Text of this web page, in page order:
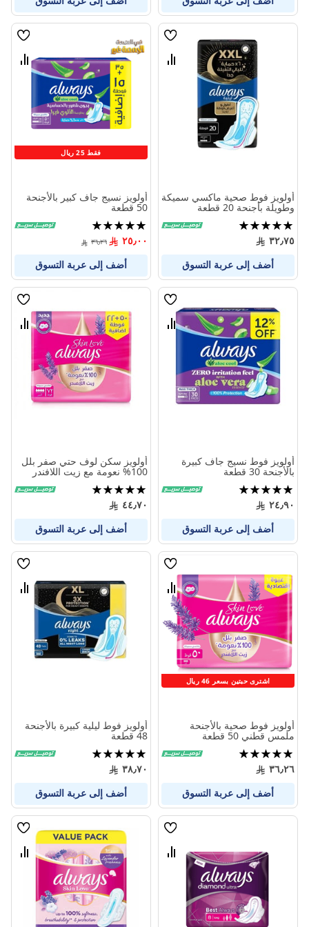
قائمة
الامنيات
قارن
أولويز فوط صحية ماكسي سميكة
وطويلة بأجنحة 20 قطعة
تقييم:
100%
٣٢٫٧٥
أضف إلى عربة التسوق
فقط 25 ريال
قائمة
قارن
أولويز نسيج جاف كبير بالأجنحة
50 قطعة
تقييم:
100%
٢٥٫٠٠ ٣٦٫٢٦
أضف إلى عربة التسوق
قائمة
قارن
أولويز فوط نسيج جاف كبيرة
بالأجنحة 30 قطعة
تقييم:
100%
٢٤٫٩٠
أضف إلى عربة التسوق
قائمة
قارن
أولويز سكن لوف حتي صفر بلل
100% نعومة مع زيت اللافندر
ماكسي سميكة حجم كبير 72
فوطة
تقييم:
100%
٤٤٫٧٠
أضف إلى عربة التسوق
اشترى حبتين بسعر 46 ريال
قائمة
قارن
بين
المنتجات
أولويز فوط صحية بالأجنحة
ملمس قطني 50 قطعة
تقييم:
100%
٣٦٫٢٦
أضف إلى عربة التسوق
قائمة
قارن
أولويز فوط ليلية كبيرة بالأجنحة
48 قطعة
تقييم:
100%
٣٨٫٧٠
أضف إلى عربة التسوق
قائمة
قارن
قائمة
قارن